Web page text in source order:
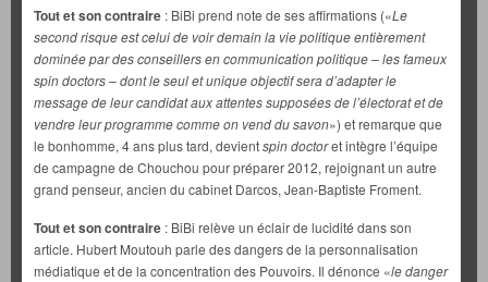
Tout et son contraire : BiBi prend note de ses affirmations («Le
second risque est celui de voir demain la vie politique entièrement
dominée par des conseillers en communication politique – les fameux
spin doctors – dont le seul et unique objectif sera d’adapter le
message de leur candidat aux attentes supposées de l’électorat et de
vendre leur programme comme on vend du savon») et remarque que
le bonhomme, 4 ans plus tard, devientspin doctoret intègre l’équipe
de campagne de Chouchou pour préparer 2012, rejoignant un autre
grand penseur, ancien du cabinet Darcos, Jean-Baptiste Froment.
Tout et son contraire : BiBi relève un éclair de lucidité dans son
article. Hubert Moutouh parle des dangers de la personnalisation
médiatique et de la concentration des Pouvoirs. Il dénonce «le danger